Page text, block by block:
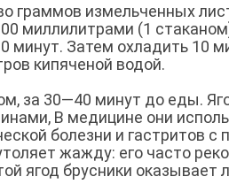
граммов измельченных
миллилитрами (1
минут. Затем охладить 10
кипяченой водой.
за 30—40 минут до еды.
В медицине они
болезни и гастритов с
жажду: его часто
ягод брусники оказывает